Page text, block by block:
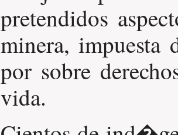
pretendidos
minera, impuesta
por sobre
vida.